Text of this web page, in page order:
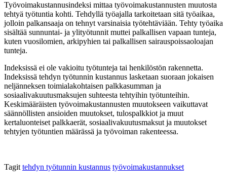
Työvoimakustannusindeksi mittaa työvoimakustannusten muutosta
tehtyä työtuntia kohti. Tehdyllä työajalla tarkoitetaan sitä työaikaa,
jolloin palkansaaja on tehnyt varsinaisia työtehtäviään. Tehty työaika
sisältää sunnuntai- ja ylityötunnit muttei palkallisen vapaan tunteja,
kuten vuosilomien, arkipyhien tai palkallisen sairauspoissaoloajan
tunteja.
Indeksissä ei ole vakioitu työtunteja tai henkilöstön rakennetta.
Indeksissä tehdyn työtunnin kustannus lasketaan suoraan jokaisen
neljänneksen toimialakohtaisen palkkasumman ja
sosiaalivakuutusmaksujen suhteesta tehtyihin työtunteihin.
Keskimääräisten työvoimakustannusten muutokseen vaikuttavat
säännöllisten ansioiden muutokset, tulospalkkiot ja muut
kertaluonteiset palkkaerät, sosiaalivakuutusmaksut ja muutokset
tehtyjen työtuntien määrässä ja työvoiman rakenteessa.
Tagit tehdyn työtunnin kustannus työvoimakustannukset